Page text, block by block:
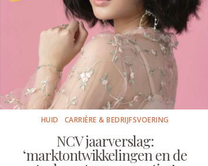
HUID CARRIÈRE & BEDRIJFSVOERING
NCV jaarverslag:
‘marktontwikkelingen en de